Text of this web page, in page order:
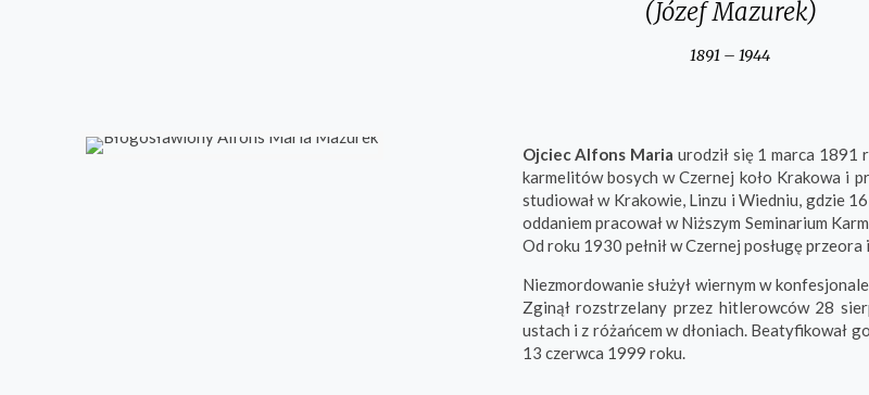
(Józef Mazurek)
1891 – 1944
Ojciec Alfons Maria urodził się 1 marca 1891
karmelitów bosych w Czernej koło Krakowa i
studiował w Krakowie, Linzu i Wiedniu, gdzie
oddaniem pracował w Niższym Seminarium
Od roku 1930 pełnił w Czernej posługę
Niezmordowanie służył wiernym w
Zginął rozstrzelany przez hitlerowców 28
ustach i z różańcem w dłoniach. Beatyfikował
13 czerwca 1999 roku.